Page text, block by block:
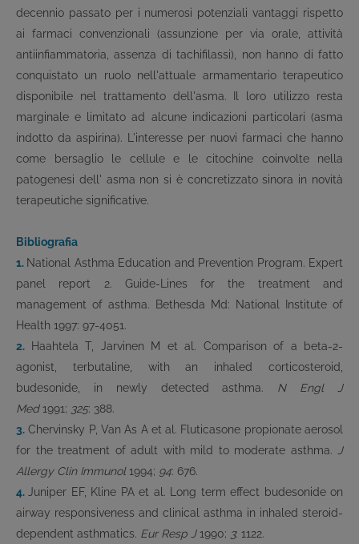
decennio passato per i numerosi potenziali vantaggi rispetto
ai farmaci convenzionali (assunzione per via orale, attività
antiinfiammatoria, assenza di tachifilassi), non hanno di fatto
conquistato un ruolo nell'attuale armamentario terapeutico
disponibile nel trattamento dell'asma. Il loro utilizzo resta
marginale e limitato ad alcune indicazioni particolari (asma
indotto da aspirina). L'interesse per nuovi farmaci che hanno
come bersaglio le cellule e le citochine coinvolte nella
patogenesi dell' asma non si è concretizzato sinora in novità
terapeutiche significative.
Bibliografia
1. National Asthma Education and Prevention Program. Expert
panel report 2. Guide-Lines for the treatment and
management of asthma. Bethesda Md: National Institute of
Health 1997: 97-4051.
2.
Haahtela T, Jarvinen M et al. Comparison of a beta-2-
agonist, terbutaline, with an inhaled corticosteroid,
budesonide, in newly detected asthma. N Engl J
Med1991; 325: 388.
3. Chervinsky P, Van As A et al. Fluticasone propionate aerosol
for the treatment of adult with mild to moderate asthma. J
Allergy Clin Immunol1994; 94: 676.
4.Juniper EF, Kline PA et al. Long term effect budesonide on
airway responsiveness and clinical asthma in inhaled steroid-
dependent asthmatics. Eur Resp J1990; 3: 1122.